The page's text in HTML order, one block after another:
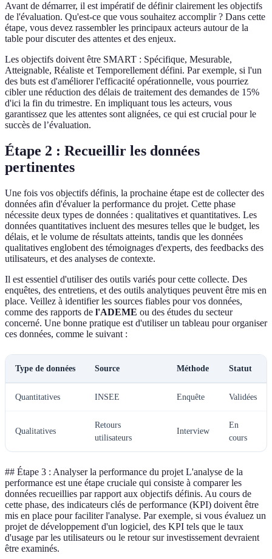
Avant de démarrer, il est impératif de définir clairement les objectifs
de l'évaluation. Qu'est-ce que vous souhaitez accomplir ? Dans cette
étape, vous devez rassembler les principaux acteurs autour de la
table pour discuter des attentes et des enjeux.
Les objectifs doivent être SMART : Spécifique, Mesurable,
Atteignable, Réaliste et Temporellement défini. Par exemple, si l'un
des buts est d'améliorer l'efficacité opérationnelle, vous pourriez
cibler une réduction des délais de traitement des demandes de 15%
d'ici la fin du trimestre. En impliquant tous les acteurs, vous
garantissez que les attentes sont alignées, ce qui est crucial pour le
succès de l’évaluation.
Étape 2 : Recueillir les données
pertinentes
Une fois vos objectifs définis, la prochaine étape est de collecter des
données afin d'évaluer la performance du projet. Cette phase
nécessite deux types de données : qualitatives et quantitatives. Les
données quantitatives incluent des mesures telles que le budget, les
délais, et le volume de résultats atteints, tandis que les données
qualitatives englobent des témoignages d'experts, des feedbacks des
utilisateurs, et des analyses de contexte.
Il est essentiel d'utiliser des outils variés pour cette collecte. Des
enquêtes, des entretiens, et des outils analytiques peuvent être mis en
place. Veillez à identifier les sources fiables pour vos données,
comme des rapports de l'ADEME ou des études du secteur
concerné. Une bonne pratique est d'utiliser un tableau pour organiser
ces données, comme le suivant :
Type de données Source Méthode Statut
Quantitatives INSEE Enquête Validées
Qualitatives
Retours
utilisateurs
Interview
En
cours
## Étape 3 : Analyser la performance du projet L'analyse de la
performance est une étape cruciale qui consiste à comparer les
données recueillies par rapport aux objectifs définis. Au cours de
cette phase, des indicateurs clés de performance (KPI) doivent être
mis en place pour faciliter l'analyse. Par exemple, si vous évaluez un
projet de développement d'un logiciel, des KPI tels que le taux
d'usage par les utilisateurs ou le retour sur investissement devraient
être examinés.